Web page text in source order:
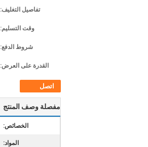
تفاصيل التغليف:
وقت التسليم:
شروط الدفع:
القدرة على العرض:
اتصل
مفصلة وصف المنتج
الخصائص:
المواد: